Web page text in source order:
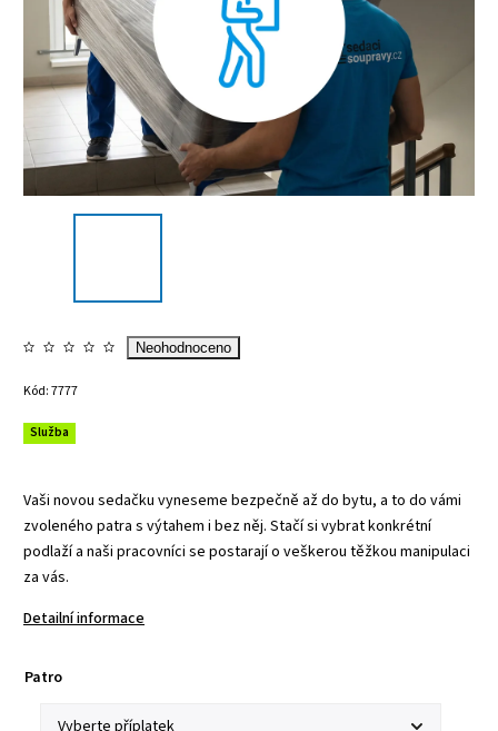
Neohodnoceno
Kód:7777
Služba
Vaši novou sedačku vyneseme bezpečně až do bytu, a to do vámi
zvoleného patra s výtahem i bez něj. Stačí si vybrat konkrétní
podlaží a naši pracovníci se postarají o veškerou těžkou manipulaci
za vás.
Detailní informace
Patro